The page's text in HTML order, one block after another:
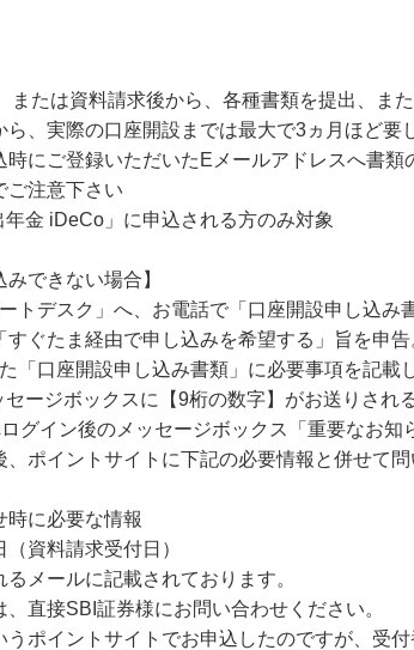
たは資料請求後から、各種書類を提出、ま
、実際の口座開設までは最大で3ヵ月ほど要
にご登録いただいたEメールアドレスへ書
ご注意下さい
金 iDeCo」に申込される方のみ対象
できない場合】
トデスク」へ、お電話で「口座開設申し込み
ぐたま経由で申し込みを希望する」旨を申告
「口座開設申し込み書類」に必要事項を記載
ージボックスに【9桁の数字】がお送りされる
イン後のメッセージボックス「重要なお知
ポイントサイトに下記の必要情報と併せて問
に必要な情報
資料請求受付日）
メールに記載されております。
直接SBI証券様にお問い合わせください。
ポイントサイトでお申込したのですが、受